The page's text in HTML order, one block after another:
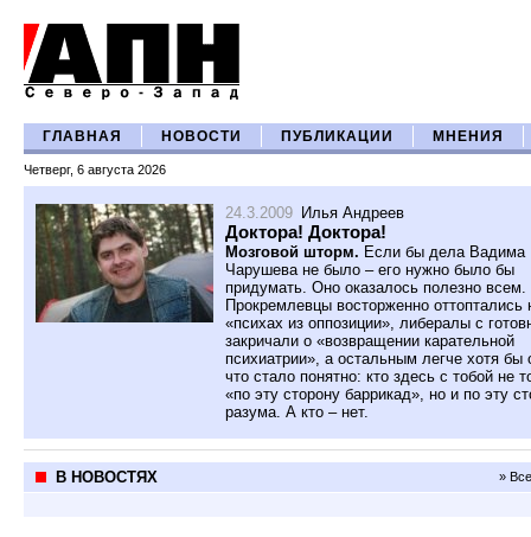
ГЛАВНАЯ НОВОСТИ ПУБЛИКАЦИИ МНЕНИЯ
Четверг, 6 августа 2026
24.3.2009 Илья Андреев
Доктора! Доктора!
Мозговой шторм. Если бы дела Вадима
Чарушева не было – его нужно было бы
придумать. Оно оказалось полезно всем.
Прокремлевцы восторженно оттоптались
«психах из оппозиции», либералы с
закричали о «возвращении карательной
психиатрии», а остальным легче хотя бы
что стало понятно: кто здесь с тобой не
«по эту сторону баррикад», но и по эту
разума. А кто – нет.
В НОВОСТЯХ »